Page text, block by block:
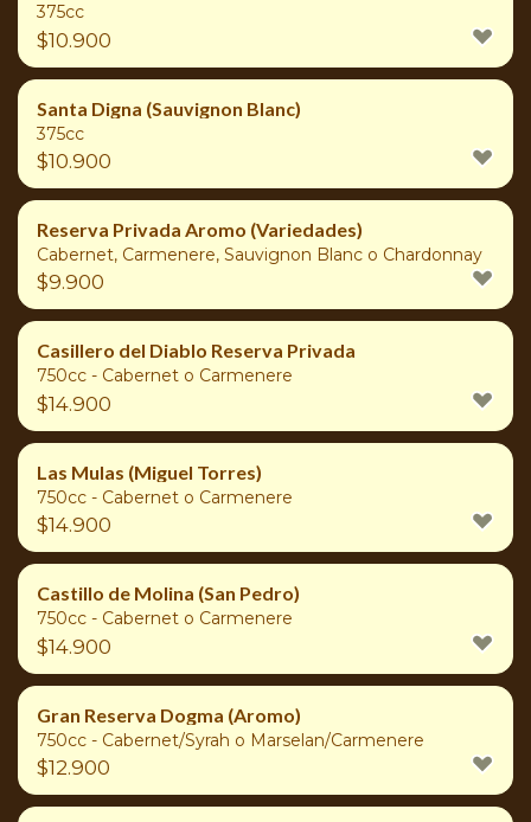
375cc
$10.900
Santa Digna (Sauvignon Blanc)
375cc
$10.900
Reserva Privada Aromo (Variedades)
Cabernet, Carmenere, Sauvignon Blanc o Chardonnay
$9.900
Casillero del Diablo Reserva Privada
750cc - Cabernet o Carmenere
$14.900
Las Mulas (Miguel Torres)
750cc - Cabernet o Carmenere
$14.900
Castillo de Molina (San Pedro)
750cc - Cabernet o Carmenere
$14.900
Gran Reserva Dogma (Aromo)
750cc - Cabernet/Syrah o Marselan/Carmenere
$12.900